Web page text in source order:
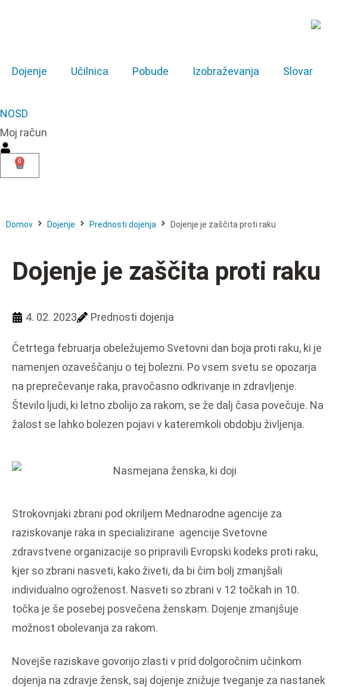
Dojenje Učilnica Pobude Izobraževanja Slovar
NOSD
Moj račun
0
Domov Dojenje Prednosti dojenja Dojenje je zaščita proti raku
Dojenje je zaščita proti raku
4. 02. 2023 Prednosti dojenja
Četrtega februarja obeležujemo Svetovni dan boja proti raku, ki je
namenjen ozaveščanju o tej bolezni. Po vsem svetu se opozarja
na preprečevanje raka, pravočasno odkrivanje in zdravljenje.
Število ljudi, ki letno zbolijo za rakom, se že dalj časa povečuje. Na
žalost se lahko bolezen pojavi v kateremkoli obdobju življenja.
Strokovnjaki zbrani pod okriljem Mednarodne agencije za
raziskovanje raka in specializirane agencije Svetovne
zdravstvene organizacije so pripravili Evropski kodeks proti raku,
kjer so zbrani nasveti, kako živeti, da bi čim bolj zmanjšali
individualno ogroženost. Nasveti so zbrani v 12 točkah in 10.
točka je še posebej posvečena ženskam. Dojenje zmanjšuje
možnost obolevanja za rakom.
Novejše raziskave govorijo zlasti v prid dolgoročnim učinkom
dojenja na zdravje žensk, saj dojenje znižuje tveganje za nastanek